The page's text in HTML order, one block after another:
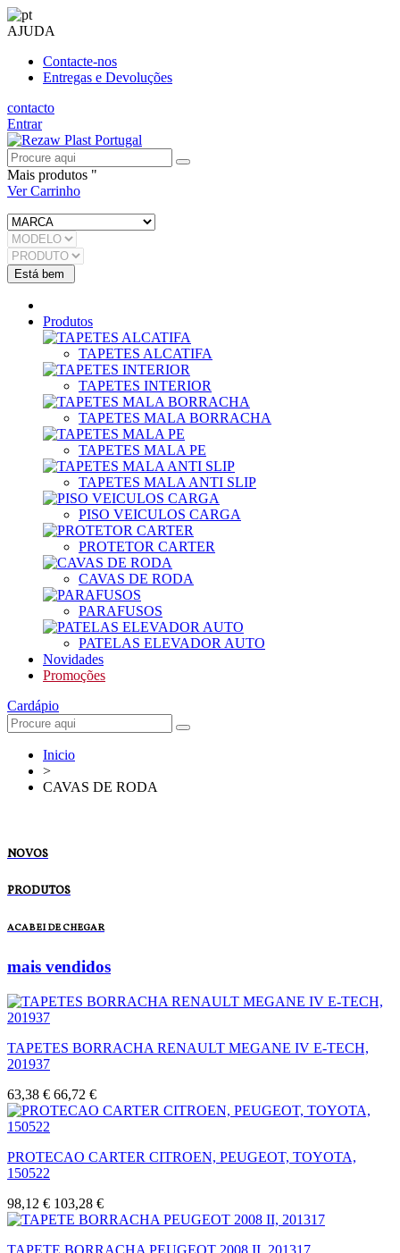
AJUDA
Contacte-nos
Entregas e Devoluções
contacto
Entrar
Mais produtos "
Ver Carrinho
Produtos
TAPETES ALCATIFA
TAPETES INTERIOR
TAPETES MALA BORRACHA
TAPETES MALA PE
TAPETES MALA ANTI SLIP
PISO VEICULOS CARGA
PROTETOR CARTER
CAVAS DE RODA
PARAFUSOS
PATELAS ELEVADOR AUTO
Novidades
Promoções
Cardápio
Inicio
>
CAVAS DE RODA
NOVOS
PRODUTOS
ACABEI DE CHEGAR
mais vendidos
TAPETES BORRACHA RENAULT MEGANE IV E-TECH,
201937
63,38 € 66,72 €
PROTECAO CARTER CITROEN, PEUGEOT, TOYOTA,
150522
98,12 € 103,28 €
TAPETE BORRACHA PEUGEOT 2008 II, 201317